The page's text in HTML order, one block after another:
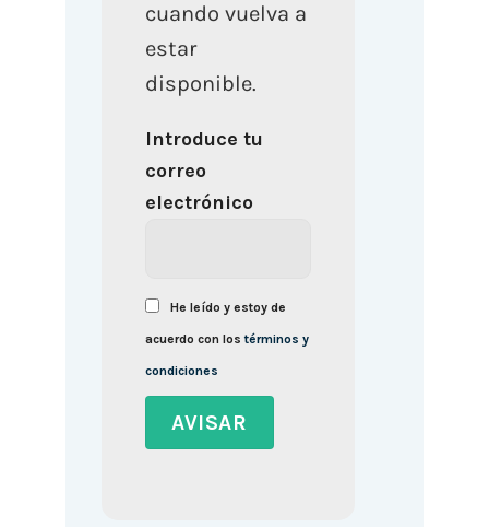
cuando vuelva a
estar
disponible.
Introduce tu
correo
electrónico
He leído y estoy de
acuerdo con lostérminos y
condiciones